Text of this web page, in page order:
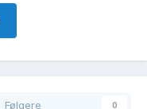
Følgere 0